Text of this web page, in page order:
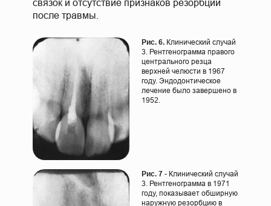
связок и отсутствие признаков резорбции
после травмы.
Рис. 6. Клинический случай
3. Рентгенограмма правого
центрального резца
верхней челюсти в 1967
году. Эндодонтическое
лечение было завершено в
1952.
Рис. 7 - Клинический случай
3. Рентгенограмма в 1971
году, показывает обширную
наружную резорбцию в